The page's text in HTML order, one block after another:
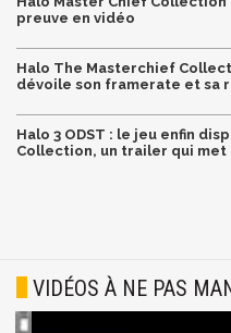
preuve en vidéo
Halo The Masterchief
dévoile son framerate et sa
Halo 3 ODST : le jeu enfin
Collection, un trailer qui met
VIDÉOS À NE PAS